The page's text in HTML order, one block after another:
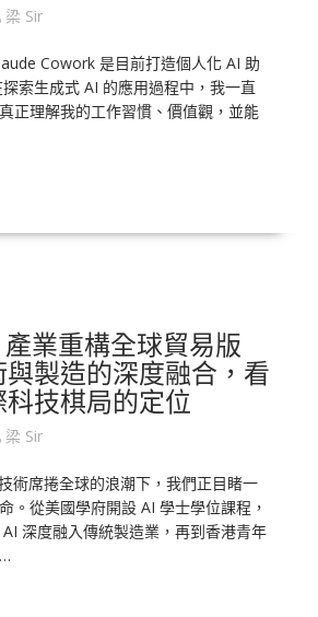
梁 Sir
Cowork 是目前打造個人化 AI 助
索生成式 AI 的應用過程中，我一直
正理解我的工作習慣、價值觀，並能
產業重構全球貿易版
製造的深度融合，看
技棋局的定位
梁 Sir
術席捲全球的浪潮下，我們正目睹一
。從美國學府開設 AI 學士學位課程，
深度融入傳統製造業，再到香港青年